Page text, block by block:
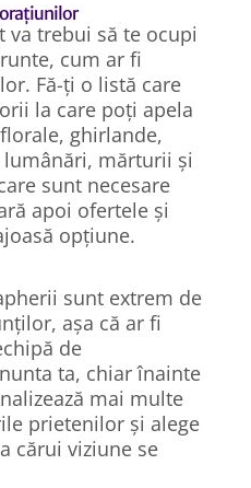
va trebui să te ocupi
cum ar fi
Fă-ți o listă care
la care poți apela
ghirlande,
mărturii și
sunt necesare
apoi ofertele și
opțiune.
sunt extrem de
așa că ar fi
de
ta, chiar înainte
mai multe
prietenilor și alege
cărui viziune se